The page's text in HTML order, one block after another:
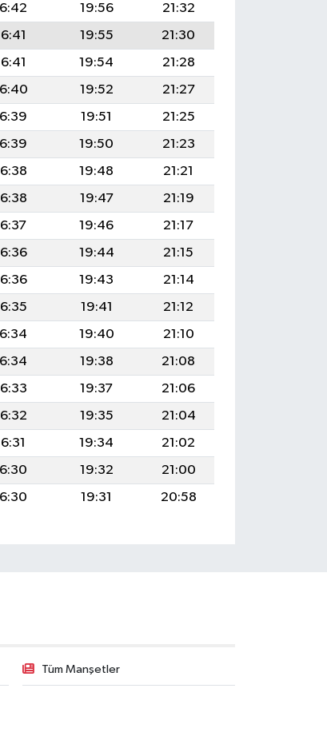
19:56
21:32
19:55
21:30
19:54
21:28
19:52
21:27
19:51
21:25
19:50
21:23
19:48
21:21
19:47
21:19
19:46
21:17
19:44
21:15
19:43
21:14
19:41
21:12
19:40
21:10
19:38
21:08
19:37
21:06
19:35
21:04
19:34
21:02
19:32
21:00
19:31 20:58
Tüm Manşetler